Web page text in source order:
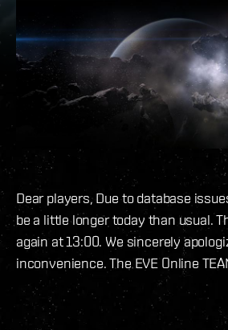
Dear players, Due to database
be a little longer today than usual.
again at 13:00. We sincerely
inconvenience. The EVE Online